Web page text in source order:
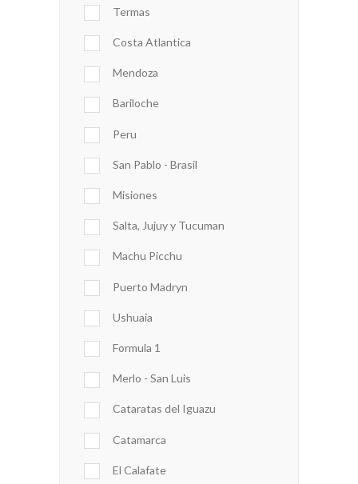
Termas
Costa Atlantica
Mendoza
Bariloche
Peru
San Pablo - Brasil
Misiones
Salta, Jujuy y Tucuman
Machu Picchu
Puerto Madryn
Ushuaia
Formula 1
Merlo - San Luis
Cataratas del Iguazu
Catamarca
El Calafate